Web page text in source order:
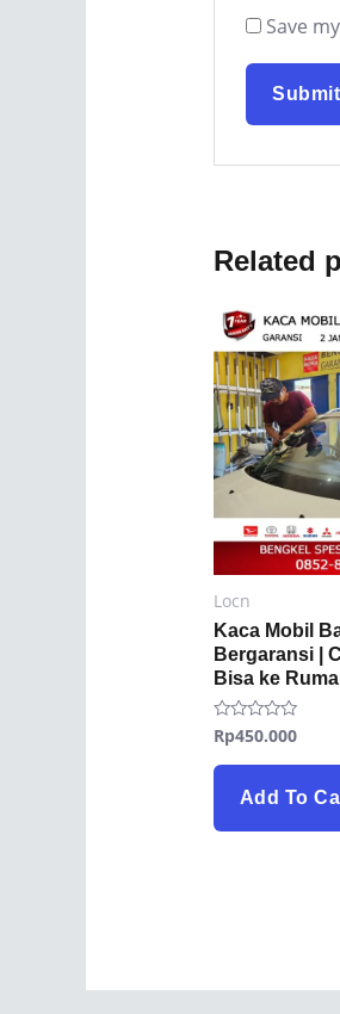
Save
Related
Locn
Kaca Mobil
Bergaransi |
Bisa ke
Rated
0
out
Rp450.000
Add To